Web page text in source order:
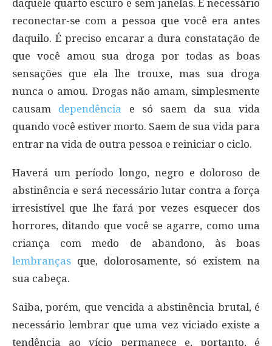
daquele quarto escuro e sem janelas. É necessário
reconectar-se com a pessoa que você era antes
daquilo. É preciso encarar a dura constatação de
que você amou sua droga por todas as boas
sensações que ela lhe trouxe, mas sua droga
nunca o amou. Drogas não amam, simplesmente
causam dependência
e só saem da sua vida
quando você estiver morto. Saem de sua vida para
entrar na vida de outra pessoa e reiniciar o ciclo.
Haverá um período longo, negro e doloroso de
abstinência e será necessário lutar contra a força
irresistível que lhe fará por vezes esquecer dos
horrores, ditando que você se agarre, como uma
criança com medo de abandono, às boas
lembranças que, dolorosamente, só existem na
sua cabeça.
Saiba, porém, que vencida a abstinência brutal, é
necessário lembrar que uma vez viciado existe a
tendência ao vício permanece e, portanto, é